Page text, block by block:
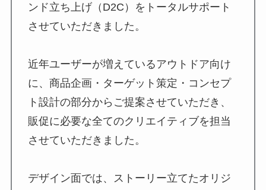
ンド立ち上げ（D2C）をトータルサポート
させていただきました。
近年ユーザーが増えているアウトドア向け
に、商品企画・ターゲット策定・コンセプ
ト設計の部分からご提案させていただき、
販促に必要な全てのクリエイティブを担当
させていただきました。
デザイン面では、ストーリー立てたオリジ